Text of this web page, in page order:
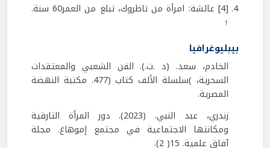
[4] عائشة: امرأة من تاظروك، تبلغ من العمر60 سنة.
↑
بيبليوغرافيا
الخادم، سعد. (د .ت.). الفن الشعبي والمعتقدات
السحرية، )سلسلة الألف كتاب (477. مكتبة النهضة
المصرية.
زندري، عبد النبي. (2023). دور المرأة التارقية
ومكانتها الاجتماعية في مجتمع إموهاغ. مجلة
آفاق علمية. 15( 2).